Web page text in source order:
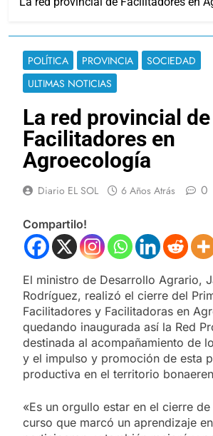
POLÍTICA PROVINCIA
SOCIEDAD
ULTIMAS NOTICIAS
La red provincial de
Facilitadores en
Agroecología
Diario EL SOL 6 Años Atrás 0
Compartilo!
El ministro de Desarrollo Agrario,
Rodríguez, realizó el cierre del
Facilitadores y Facilitadoras en
quedando inaugurada así la Red
destinada al acompañamiento de
y el impulso y promoción de esta
productiva en el territorio
«Es un orgullo estar en el cierre
curso que marcó un aprendizaje